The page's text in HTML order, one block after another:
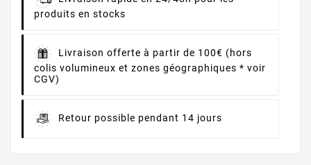
produits en stocks
Livraison offerte à partir de 100€ (hors
colis volumineux et zones géographiques * voir
CGV)
Retour possible pendant 14 jours